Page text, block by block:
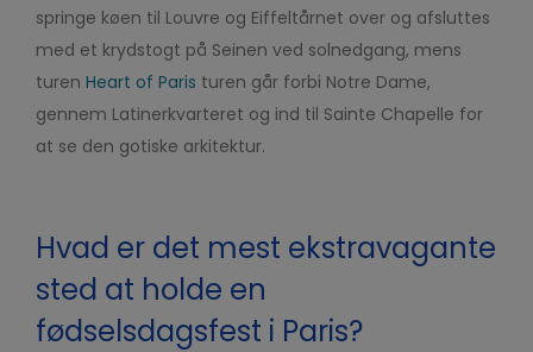
springe køen til Louvre og Eiffeltårnet over og afsluttes
med et krydstogt på Seinen ved solnedgang, mens
turen Heart of Paris turen går forbi Notre Dame,
gennem Latinerkvarteret og ind til Sainte Chapelle for
at se den gotiske arkitektur.
Hvad er det mest ekstravagante
sted at holde en
fødselsdagsfest i Paris?